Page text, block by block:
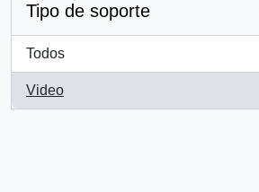
Tipo de soporte
Todos
Video
, 1 resultados